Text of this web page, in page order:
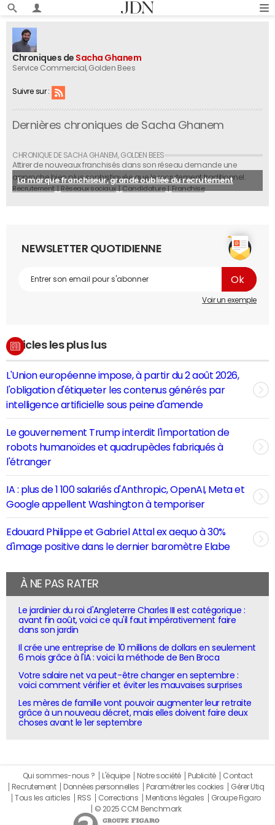
Chroniques de Sacha Ghanem
Service Commercial , Golden Bees
Suivre sur :
Dernières chroniques de Sacha Ghanem
La marque franchiseur, grande oubliée du recrutement
Attirer de nouveaux franchisés dans son réseau demande une
approche bien plus sophistiquée que le recrutement traditionnel.
Recrutement
Réseaux sociaux Candidature Franchise
NEWSLETTER QUOTIDIENNE
Voir un exemple
Articles les plus lus
L'Union européenne impose, à partir du 2 août 2026,
l'obligation d'étiqueter les contenus générés par
intelligence artificielle sous peine d'amende
Le gouvernement Trump interdit l'importation de
robots humanoïdes et quadrupèdes fabriqués à
l'étranger
IA : plus de 1 100 salariés d'Anthropic, OpenAI, Meta et
Google appellent Washington à temporiser
Edouard Philippe et Gabriel Attal ex aequo à 30%
d'image positive dans le dernier baromètre Elabe
À NE PAS RATER
Le jardinier du roi d'Angleterre Charles III est catégorique :
avant fin août, voici ce qu'il faut impérativement faire
dans son jardin
Il crée une entreprise de 10 millions de dollars en seulement
6 mois grâce à l'IA : voici la méthode de Ben Broca
Votre salaire net va peut-être changer en septembre :
voici comment vérifier et éviter les mauvaises surprises
Les mères de famille vont pouvoir augmenter leur retraite
grâce à un nouveau décret, mais elles doivent faire deux
choses avant le 1er septembre
Qui sommes-nous ? L'équipe Notre société Publicité
Contact
Recrutement
Données personnelles Paramétrer les cookies
Gérer Utiq
Tous les articles
RSS Corrections Mentions légales
Groupe Figaro
© 2025 CCM Benchmark